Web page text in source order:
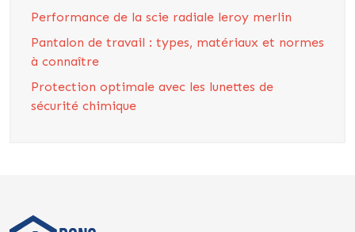
Performance de la scie radiale leroy merlin
Pantalon de travail : types, matériaux et normes
à connaître
Protection optimale avec les lunettes de
sécurité chimique